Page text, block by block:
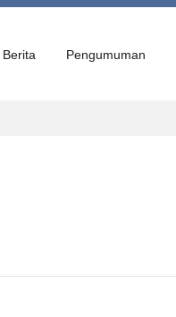
Berita Pengumuman